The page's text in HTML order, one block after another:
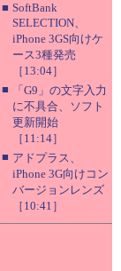
■ SoftBank
SELECTION、
iPhone 3GS向けケ
ース3種発売
［13:04］
■
「G9」の文字入力
に不具合、ソフト
更新開始
［11:14］
■ アドプラス、
iPhone 3G向けコン
バージョンレンズ
［10:41］